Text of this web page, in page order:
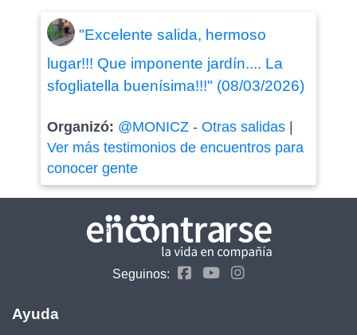
"Excelente salida, hermoso
lugar!!! Que imponente jardín.... La
sfogliatella buenísima!!!" (08/03/2026)
Organizó: @MONICZ- Otras salidas|
Ver más testimonios de encuentros para
conocer gente
Seguinos:
Ayuda